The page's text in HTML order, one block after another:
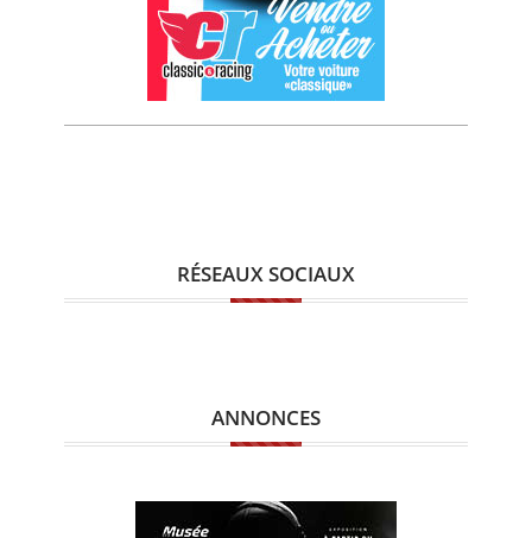
RÉSEAUX SOCIAUX
ANNONCES